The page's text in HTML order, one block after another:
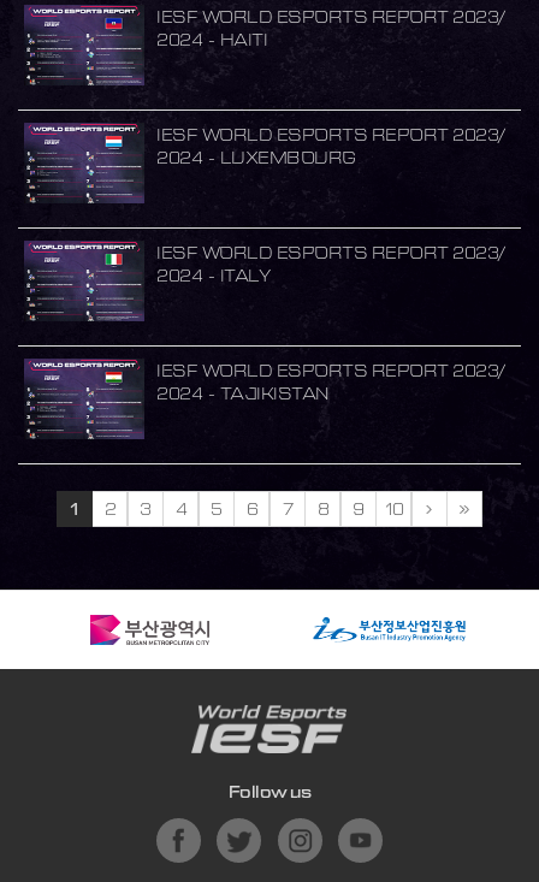
IESF WORLD ESPORTS REPORT 2023/
2024 - HAITI
IESF WORLD ESPORTS REPORT 2023/
2024 - LUXEMBOURG
IESF WORLD ESPORTS REPORT 2023/
2024 - ITALY
IESF WORLD ESPORTS REPORT 2023/
2024 - TAJIKISTAN
1 2 3 4 5 6 7 8 9 10
Follow us